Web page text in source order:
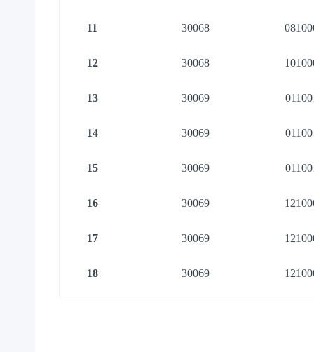
11 30068
12 30068
13 30069
14 30069
15 30069
16 30069
17 30069
18 30069